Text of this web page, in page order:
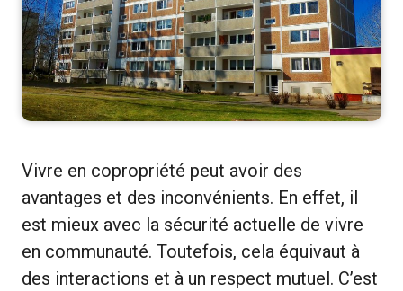
Vivre en copropriété peut avoir des
avantages et des inconvénients. En effet, il
est mieux avec la sécurité actuelle de vivre
en communauté. Toutefois, cela équivaut à
des interactions et à un respect mutuel. C’est